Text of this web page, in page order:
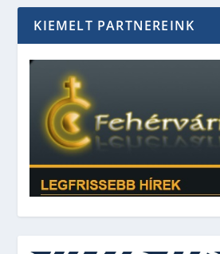
KIEMELT PARTNEREINK